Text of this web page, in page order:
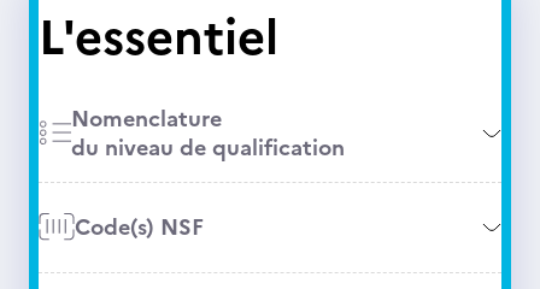
L'essentiel
Nomenclature
du niveau de qualification
Code(s) NSF